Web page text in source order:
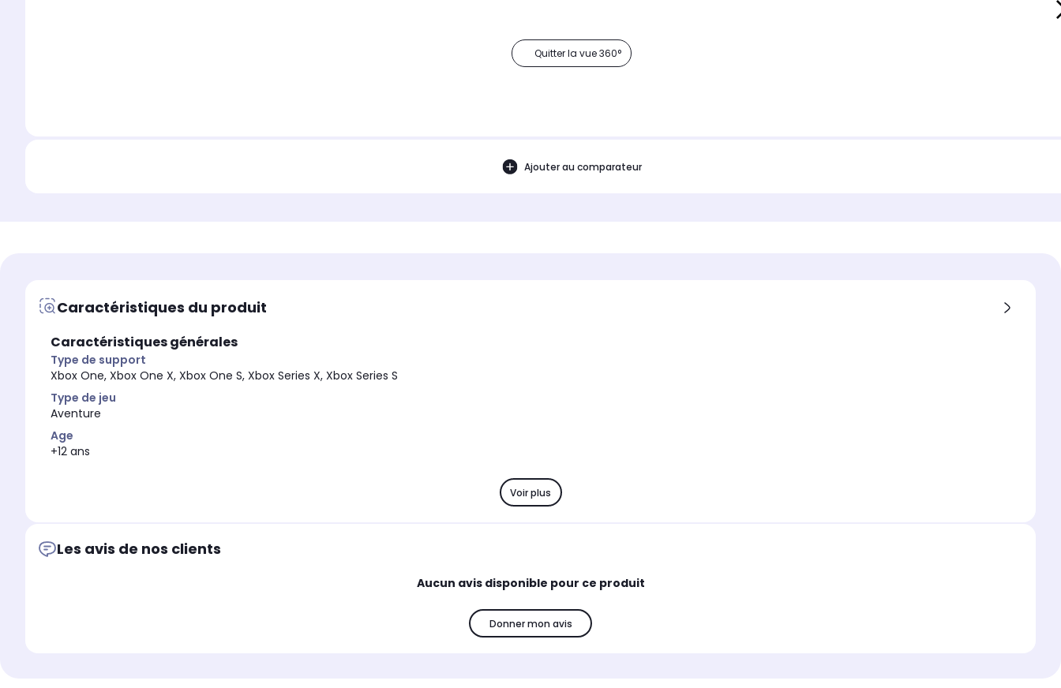
Quitter la vue 360°
Ajouter au comparateur
Caractéristiques du produit
Caractéristiques générales
Type de support
Xbox One, Xbox One X, Xbox One S, Xbox Series X, Xbox Series S
Type de jeu
Aventure
Age
+12 ans
Voir plus
Les avis de nos clients
Aucun avis disponible pour ce produit
Donner mon avis